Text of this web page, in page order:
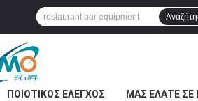
ΠΟΙΟΤΙΚΌΣ ΈΛΕΓΧΟΣ ΜΑΣ ΕΛΆΤΕ